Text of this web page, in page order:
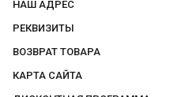
НАШ АДРЕС
РЕКВИЗИТЫ
ВОЗВРАТ ТОВАРА
КАРТА САЙТА